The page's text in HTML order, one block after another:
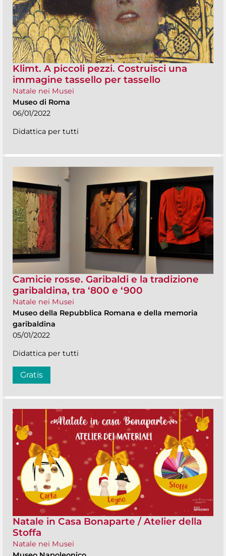
Klimt. A piccoli pezzi. Costruisci una
immagine tassello per tassello
Natale nei Musei
Museo di Roma
06/01/2022
Didattica per tutti
Camicie rosse. Garibaldi e la tradizione
garibaldina, tra ‘800 e ‘900
Natale nei Musei
Museo della Repubblica Romana e della memoria
garibaldina
05/01/2022
Didattica per tutti
Gratis
Natale in Casa Bonaparte / Atelier della
Stoffa
Natale nei Musei